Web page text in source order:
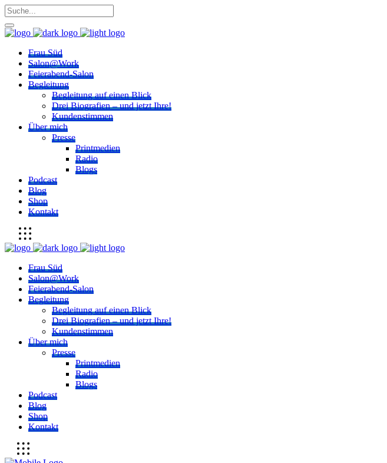
Frau Süd
Salon@Work
Feierabend-Salon
Begleitung
Begleitung auf einen Blick
Drei Biografien – und jetzt Ihre!
Kundenstimmen
Über mich
Presse
Printmedien
Radio
Blogs
Podcast
Blog
Shop
Kontakt
Frau Süd
Salon@Work
Feierabend-Salon
Begleitung
Begleitung auf einen Blick
Drei Biografien – und jetzt Ihre!
Kundenstimmen
Über mich
Presse
Printmedien
Radio
Blogs
Podcast
Blog
Shop
Kontakt